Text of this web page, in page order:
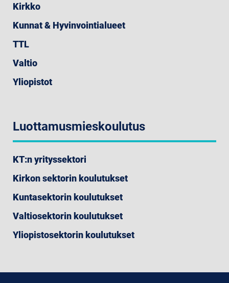
Kirkko
Kunnat & Hyvinvointialueet
TTL
Valtio
Yliopistot
Luottamusmieskoulutus
KT:n yrityssektori
Kirkon sektorin koulutukset
Kuntasektorin koulutukset
Valtiosektorin koulutukset
Yliopistosektorin koulutukset